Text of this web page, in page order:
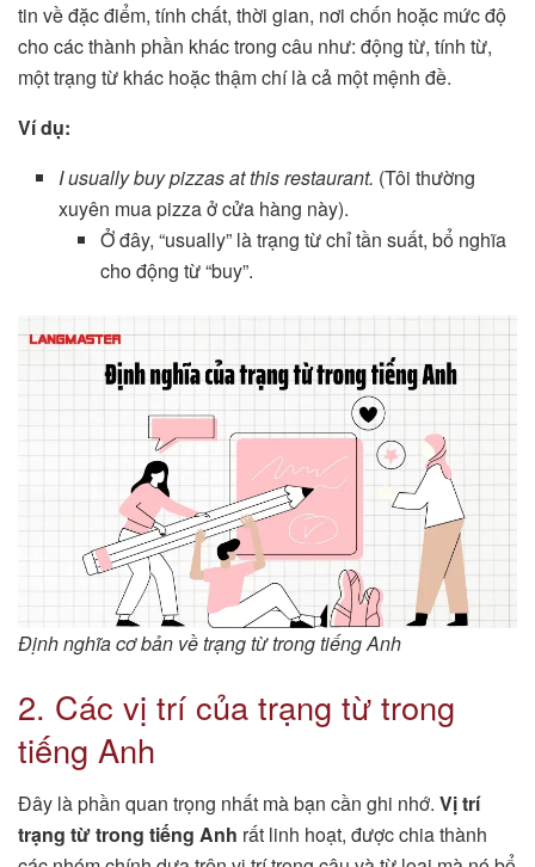
tin về đặc điểm, tính chất, thời gian, nơi chốn hoặc mức độ
cho các thành phần khác trong câu như: động từ, tính từ,
một trạng từ khác hoặc thậm chí là cả một mệnh đề.
Ví dụ:
I usually buy pizzas at this restaurant. (Tôi thường
xuyên mua pizza ở cửa hàng này).
Ở đây, “usually” là trạng từ chỉ tần suất, bổ nghĩa
cho động từ “buy”.
Định nghĩa cơ bản về trạng từ trong tiếng Anh
2. Các vị trí của trạng từ trong
tiếng Anh
Đây là phần quan trọng nhất mà bạn cần ghi nhớ. Vị trí
trạng từ trong tiếng Anh rất linh hoạt, được chia thành